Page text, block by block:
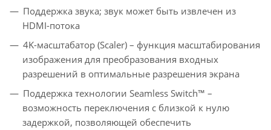
Поддержка звука; звук может быть извлечен из
HDMI-потока
4K-масштабатор (Scaler) – функция масштабирования
изображения для преобразования входных
разрешений в оптимальные разрешения экрана
Поддержка технологии Seamless Switch™ –
возможность переключения с близкой к нулю
задержкой, позволяющей обеспечить